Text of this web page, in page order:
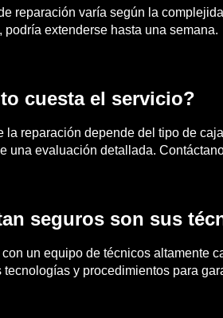
reparación varía según la
podría extenderse hasta una semana.
cuesta el servicio?
la reparación depende del tipo de
una evaluación detallada.
seguros son sus
un equipo de técnicos altamente
tecnologías y procedimientos para